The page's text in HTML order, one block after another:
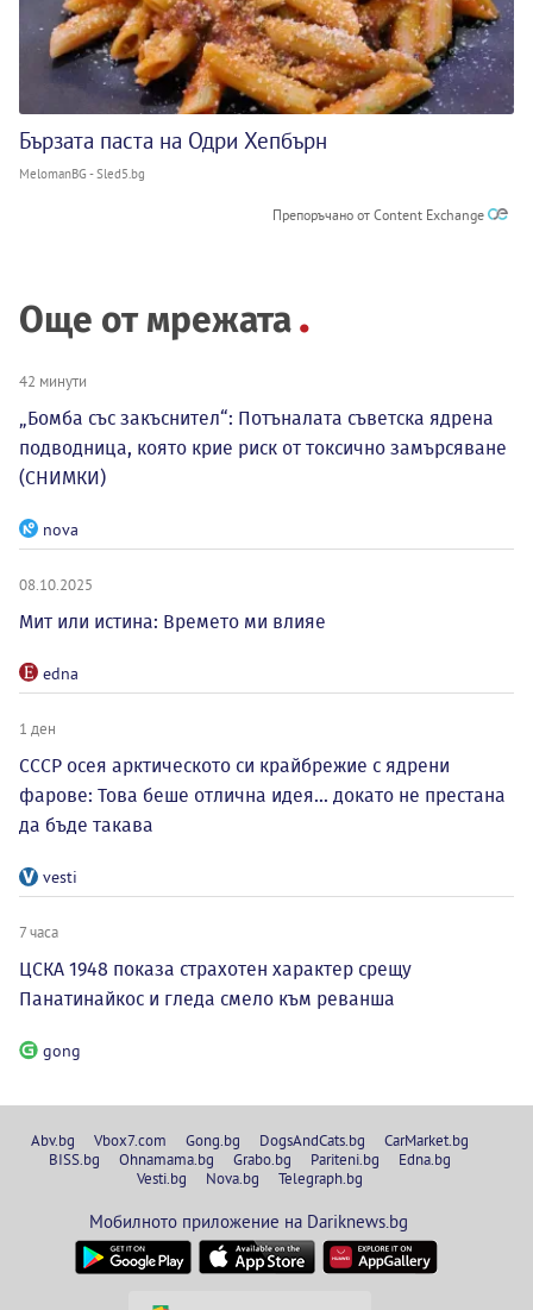
Бързата паста на Одри Хепбърн
MelomanBG - Sled5.bg
Препоръчано от Content Exchange
Още от мрежата
42 минути
„Бомба със закъснител“: Потъналата съветска ядрена
подводница, която крие риск от токсично замърсяване
(СНИМКИ)
nova
08.10.2025
Мит или истина: Времето ми влияе
edna
1 ден
СССР осея арктическото си крайбрежие с ядрени
фарове: Това беше отлична идея... докато не престана
да бъде такава
vesti
7 часа
ЦСКА 1948 показа страхотен характер срещу
Панатинайкос и гледа смело към реванша
gong
Abv.bg Vbox7.com Gong.bg DogsAndCats.bg
CarMarket.bg
BISS.bg
Ohnamama.bg Grabo.bg Pariteni.bg
Edna.bg
Vesti.bg
Nova.bg Telegraph.bg
Мобилното приложение на Dariknews.bg